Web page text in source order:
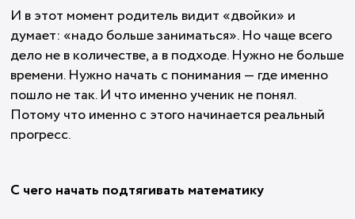
И в этот момент родитель видит «двойки» и
думает: «надо больше заниматься». Но чаще всего
дело не в количестве, а в подходе. Нужно не больше
времени. Нужно начать с понимания — где именно
пошло не так. И что именно ученик не понял.
Потому что именно с этого начинается реальный
прогресс.
С чего начать подтягивать математику